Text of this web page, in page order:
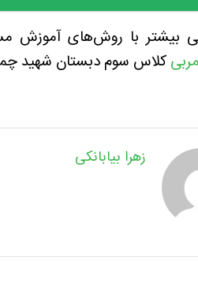
بیشتر با روش‌های آموزش
مربیکلاس سوم دبستان شهید
زهرا بیابانکی